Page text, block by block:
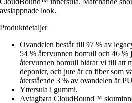
avslappnade look.
Produktdetaljer
Ovandelen består till 97 % av
54 % återvunnen bomull och 46 %
återvunnen bomull bidrar vi till att
deponier, och jute är en fiber som
återstående 3 % av ovandelen är
Yttersula i gummi.
Avtagbara CloudBound™